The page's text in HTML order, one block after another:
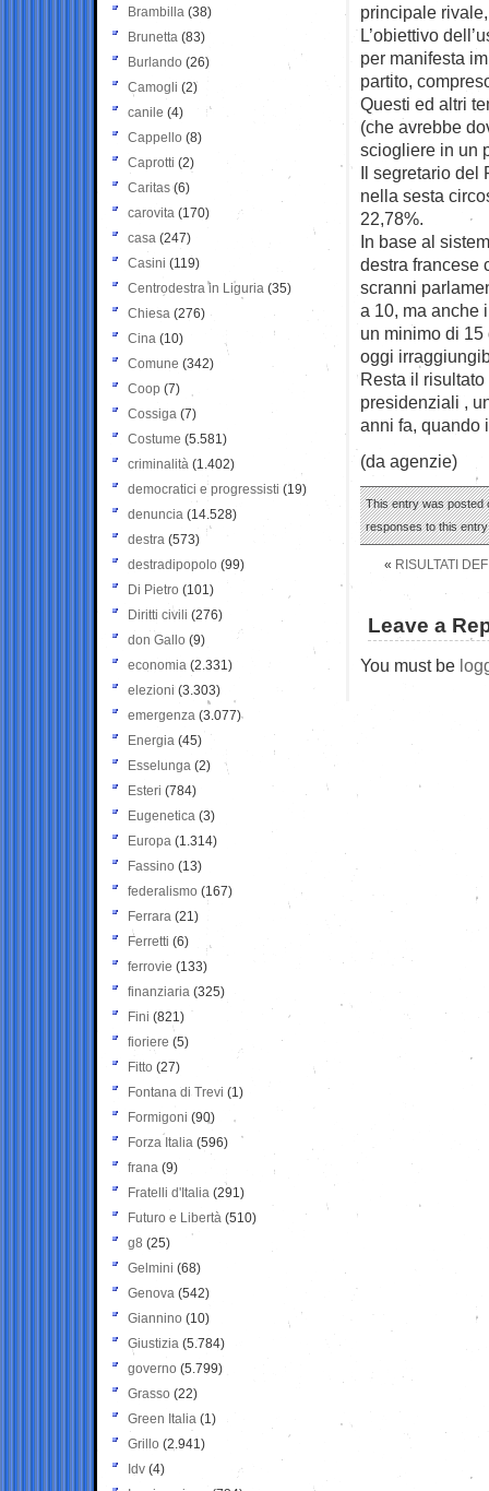
principale
L’obiettivo
per manifesta
partito,
Questi ed altri
(che avrebbe
sciogliere in un
Il segretario del
nella sesta
22,78%.
In base al
destra francese
scranni
a 10, ma anche
un minimo di
oggi
Resta il
presidenziali ,
anni fa, quando
(da agenzie)
This entry was posted
responses to this
« RISULTATI
Leave a
You must be
Brambilla (38)
Brunetta (83)
Burlando (26)
Camogli (2)
canile (4)
Cappello (8)
Caprotti (2)
Caritas (6)
carovita (170)
casa (247)
Casini (119)
Centrodestra in Liguria (35)
Chiesa (276)
Cina (10)
Comune (342)
Coop (7)
Cossiga (7)
Costume (5.581)
criminalità (1.402)
democratici e progressisti (19)
denuncia (14.528)
destra (573)
destradipopolo (99)
Di Pietro (101)
Diritti civili (276)
don Gallo (9)
economia (2.331)
elezioni (3.303)
emergenza (3.077)
Energia (45)
Esselunga (2)
Esteri (784)
Eugenetica (3)
Europa (1.314)
Fassino (13)
federalismo (167)
Ferrara (21)
Ferretti (6)
ferrovie (133)
finanziaria (325)
Fini (821)
fioriere (5)
Fitto (27)
Fontana di Trevi (1)
Formigoni (90)
Forza Italia (596)
frana (9)
Fratelli d'Italia (291)
Futuro e Libertà (510)
g8 (25)
Gelmini (68)
Genova (542)
Giannino (10)
Giustizia (5.784)
governo (5.799)
Grasso (22)
Green Italia (1)
Grillo (2.941)
Idv (4)